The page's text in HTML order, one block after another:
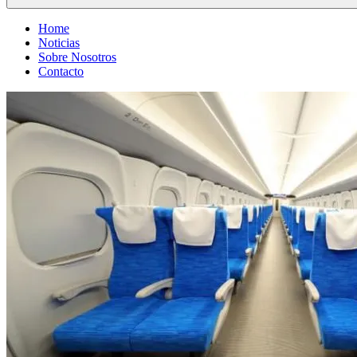
Home
Noticias
Sobre Nosotros
Contacto